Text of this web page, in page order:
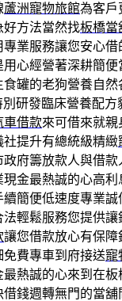
蘆洲寵物旅館為客戶
好方法當然找板橋當
業服務讓您安心借
心經營著深耕簡便
罐的老狗營養自
研發臨床營養配方
車借款來可借來就親
提升有總統級精緻
府籌放款人與借款
金最熱誠的心高
續簡便低速度專業
法輕鬆服務您提供讓
讓您借款放心有保障
費專車到府接送寵
熱誠的心來到在
借錢週轉無門的當